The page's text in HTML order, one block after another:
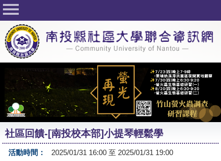
回首頁
關於社大
公佈欄
行事曆
最新活動
活動花絮
課程一覽表
志工與社團
社區回饋-[南投校本部]小提琴輕鬆學
活動時間：
2025/01/31 16:00 至 2025/01/31 19:00